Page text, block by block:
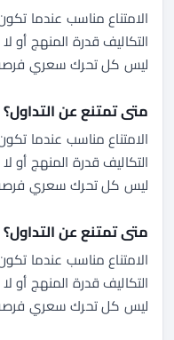
الامتناع مناسب عندما
التكاليف قدرة المنهج أو
ليس كل تحرك سعري
متى تمتنع عن التداول؟
الامتناع مناسب عندما
التكاليف قدرة المنهج أو
ليس كل تحرك سعري
متى تمتنع عن التداول؟
الامتناع مناسب عندما
التكاليف قدرة المنهج أو
ليس كل تحرك سعري